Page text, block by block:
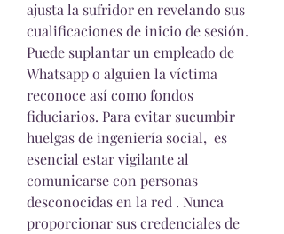
ajusta la sufridor en revelando sus
cualificaciones de inicio de sesión.
Puede suplantar un empleado de
Whatsapp o alguien la víctima
reconoce así como fondos
fiduciarios. Para evitar sucumbir
huelgas de ingeniería social,  es
esencial estar vigilante al
comunicarse con personas
desconocidas en la red . Nunca
proporcionar sus credenciales de